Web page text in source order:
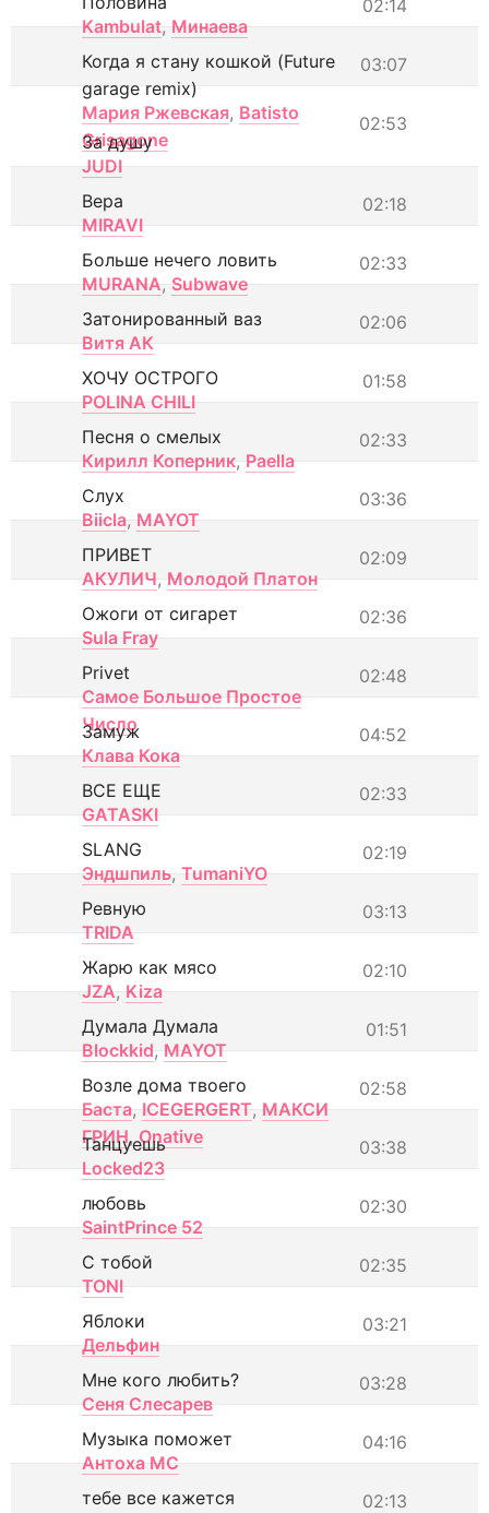
02:14
Kambulat, Минаева
03:07
Когда я стану кошкой (Future
garage remix)
Мария Ржевская, Batisto
Grisagone
02:53
За душу
JUDI
02:18
Вера
MIRAVI
02:33
Больше нечего ловить
MURANA, Subwave
02:06
Затонированный ваз
Витя АК
01:58
ХОЧУ ОСТРОГО
POLINA CHILI
02:33
Песня о смелых
Кирилл Коперник, Paella
03:36
Слух
Biicla, MAYOT
02:09
ПРИВЕТ
АКУЛИЧ, Молодой Платон
02:36
Ожоги от сигарет
Sula Fray
02:48
Privet
Самое Большое Простое
Число
04:52
Замуж
Клава Кока
02:33
ВСЕ ЕЩЕ
GATASKI
02:19
SLANG
Эндшпиль, TumaniYO
03:13
Ревную
TRIDA
02:10
Жарю как мясо
JZA, Kiza
01:51
Думала Думала
Blockkid, MAYOT
02:58
Возле дома твоего
Баста, ICEGERGERT, МАКСИ
ГРИН, Onative 03:38
Танцуешь
Locked23
02:30
любовь
SaintPrince 52
02:35
С тобой
TONI
03:21
Яблоки
Дельфин
03:28
Мне кого любить?
Сеня Слесарев
04:16
Музыка поможет
Антоха МС
02:13
тебе все кажется